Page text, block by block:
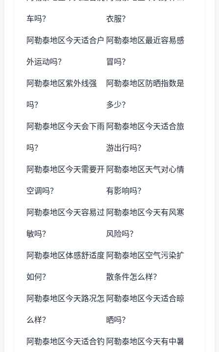
车吗？ 衣服？
阿勒泰地区今天适合户
外运动吗？
阿勒泰地区最近容易感
冒吗？
阿勒泰地区紫外线强
吗？
阿勒泰地区防晒指数是
多少？
阿勒泰地区今天会下雨
吗？
阿勒泰地区今天适合旅
游出行吗？
阿勒泰地区今天需要开
空调吗？
阿勒泰地区天气对心情
有影响吗？
阿勒泰地区今天容易过
敏吗？
阿勒泰地区今天有风寒
风险吗？
阿勒泰地区体感舒适度
如何？
阿勒泰地区空气污染扩
散条件怎么样？
阿勒泰地区今天路况怎
么样？
阿勒泰地区今天适合晾
晒吗？
阿勒泰地区今天适合钓 阿勒泰地区今天有中暑